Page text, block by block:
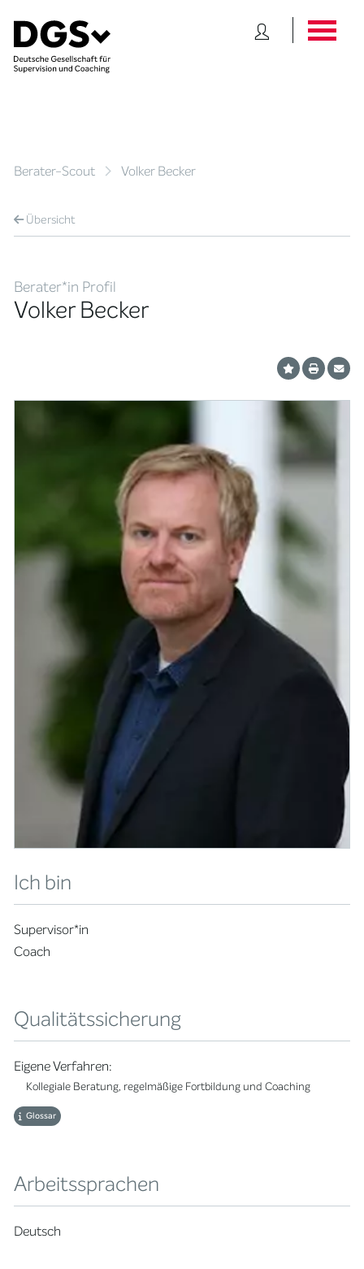
Berater-Scout Volker Becker
Übersicht
Berater*in Profil
Volker Becker
Ich bin
Supervisor*in
Coach
Qualitätssicherung
Eigene Verfahren:
Kollegiale Beratung, regelmäßige Fortbildung und Coaching
Glossar
Arbeitssprachen
Deutsch